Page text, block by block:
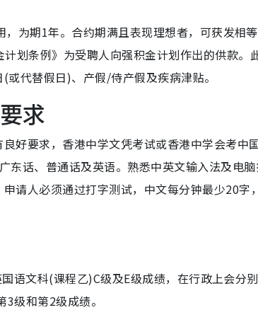
为期1年。合约期满且表现理想者，可获发相
划条例》为受聘人向强积金计划作出的供款。
代替假日)、产假/侍产假及疾病津贴。
求
好要求，香港中学文凭考试或香港中学会考中
东话、普通话及英语。熟悉中英文输入法及电
请人必须通过打字测试，中文每分钟最少20字
语文科(课程乙)C级及E级成绩，在行政上会分
级和第2级成绩。